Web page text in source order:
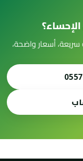
24/7 — معاينة سريعة، أسعار واضحة،